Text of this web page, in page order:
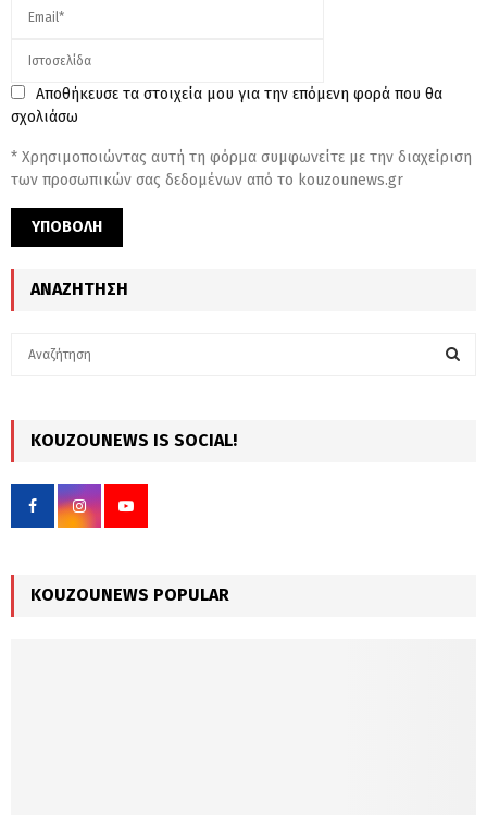
Αποθήκευσε τα στοιχεία μου για την επόμενη φορά που θα
σχολιάσω
* Χρησιμοποιώντας αυτή τη φόρμα συμφωνείτε με την διαχείριση
των προσωπικών σας δεδομένων από το kouzounews.gr
ΑΝΑΖΉΤΗΣΗ
h
f
r
KOUZOUNEWS IS SOCIAL!
KOUZOUNEWS POPULAR